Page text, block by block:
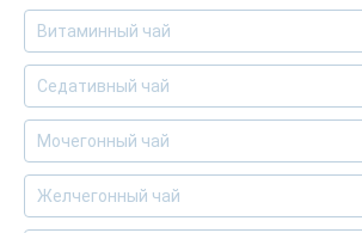
Витаминный чай
Седативный чай
Мочегонный чай
Желчегонный чай